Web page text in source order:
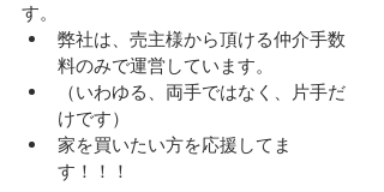
す。
弊社は、売主様から頂ける仲介手数
料のみで運営しています。
（いわゆる、両手ではなく、片手だ
けです）
家を買いたい方を応援してま
す！！！